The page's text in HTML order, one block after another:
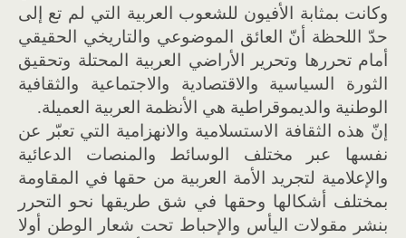
وكانت بمثابة الأفيون للشعوب العربية التي لم تع إلى
حدّ اللحظة أنّ العائق الموضوعي والتاريخي الحقيقي
أمام تحررها وتحرير الأراضي العربية المحتلة وتحقيق
الثورة السياسية والاقتصادية والاجتماعية والثقافية
الوطنية والديموقراطية هي الأنظمة العربية العميلة.
إنّ هذه الثقافة الاستسلامية والانهزامية التي تعبّر عن
نفسها عبر مختلف الوسائط والمنصات الدعائية
والإعلامية لتجريد الأمة العربية من حقها في المقاومة
بمختلف أشكالها وحقها في شق طريقها نحو التحرر
بنشر مقولات اليأس والإحباط تحت شعار الوطن أولا